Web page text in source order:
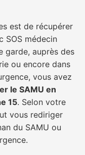
est de récupérer
SOS médecin
garde, auprès des
ou encore dans
vous avez
le SAMU en
15. Selon votre
vous rediriger
du SAMU ou